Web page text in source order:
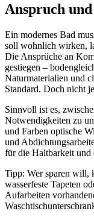
Anspruch
Ein modernes Bad
soll wohnlich wirken,
Die Ansprüche an
gestiegen –
Naturmaterialien und
Standard. Doch nicht
Sinnvoll ist es,
Notwendigkeiten zu
und Farben optische
und
für die Haltbarkeit und
Tipp: Wer sparen will,
wasserfeste Tapeten
Aufarbeiten